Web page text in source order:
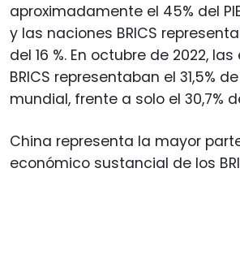
aproximadamente el 45% del
y las naciones BRICS
del 16 %. En octubre de 2022,
BRICS representaban el 31,5%
mundial, frente a solo el 30,7%
China representa la mayor
económico sustancial de los